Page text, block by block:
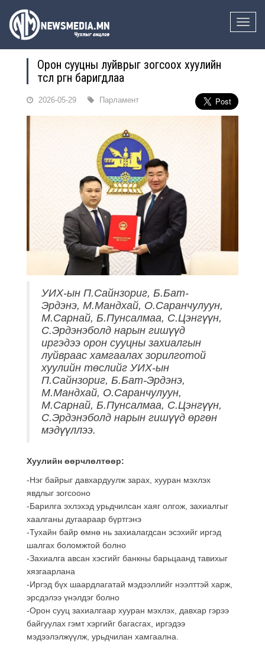
Toggle
Орон сууцны луйврыг зогсоох хуулийн
төсөл өргөн баригдлаа
2026-05-29 Парламент
УИХ-ын П.Сайнзориг, Б.Бат-
Эрдэнэ, М.Мандхай, О.Саранчулуун,
М.Сарнай, Б.Пунсалмаа, С.Цэнгүүн,
С.Эрдэнэболд нарын гишүүд
иргэдээ орон сууцны захиалгын
луйвраас хамгаалах зорилготой
хуулийн төслийг УИХ-ын
П.Сайнзориг, Б.Бат-Эрдэнэ,
М.Мандхай, О.Саранчулуун,
М.Сарнай, Б.Пунсалмаа, С.Цэнгүүн,
С.Эрдэнэболд нарын гишүүд өргөн
мэдүүллээ.
Хуулийн өөрчлөлтөөр:
-Нэг байрыг давхардуулж зарах, хууран мэхлэх
явдлыг зогсооно
-Барилга эхлэхэд урьдчилсан хаяг олгож, захиалгыг
хаалганы дугаараар бүртгэнэ
-Тухайн байр өмнө нь захиалагдсан эсэхийг иргэд
шалгах боломжтой болно
-Захиалга авсан хэсгийг банкны барьцаанд тавихыг
хязгаарлана
-Иргэд бүх шаардлагатай мэдээллийг нээлттэй харж,
эрсдэлээ үнэлдэг болно
-Орон сууц захиалгаар хууран мэхлэх, давхар гэрээ
байгуулах гэмт хэргийг багасгах, иргэдээ
мэдээлэлжүүлж, урьдчилан хамгаална.